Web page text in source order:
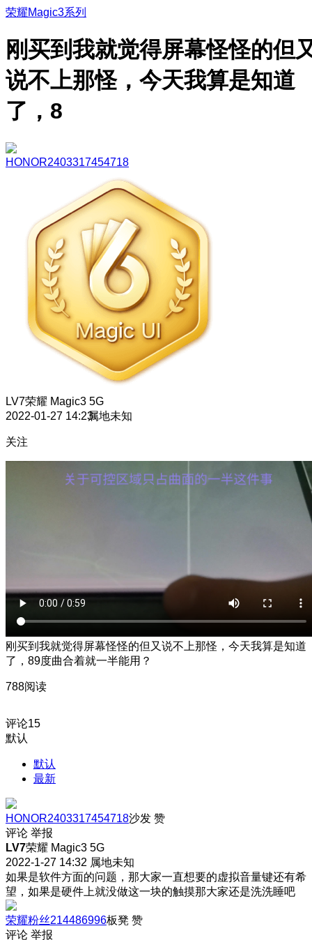
荣耀Magic3系列
刚买到我就觉得屏幕怪怪的但
说不上那怪，今天我算是知道
了，8
HONOR2403317454718
LV7荣耀 Magic3 5G
2022-01-27 14:23属地未知
关注
刚买到我就觉得屏幕怪怪的但又说不上那怪，今天我算是知道
了，89度曲合着就一半能用？
788阅读
评论15
默认
默认
最新
HONOR2403317454718沙发 赞
评论 举报
LV7荣耀 Magic3 5G
2022-1-27 14:32 属地未知
如果是软件方面的问题，那大家一直想要的虚拟音量键还有希
望，如果是硬件上就没做这一块的触摸那大家还是洗洗睡吧
荣耀粉丝214486996板凳 赞
评论 举报